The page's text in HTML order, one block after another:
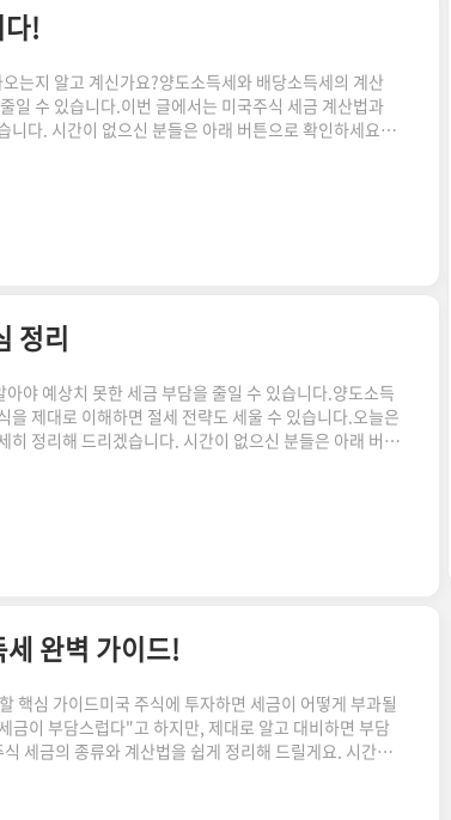
!
는지 알고 계신가요?양도소득세와 배당소득세의 계산
일 수 있습니다.이번 글에서는 미국주식 세금 계산법과
니다. 시간이 없으신 분들은 아래 버튼으로 확인하세요!
국 주식에서 발생하는 소득은 크게 양도소득세와 배당
발생하면 부과연간 250만 원까지 비과세!250만 원 초과
세 계산 공식(총 매도금액 - 총 매..
정리
야 예상치 못한 세금 부담을 줄일 수 있습니다.양도소득
을 제대로 이해하면 절세 전략도 세울 수 있습니다.오늘은
히 정리해 드리겠습니다. 시간이 없으신 분들은 아래 버튼
면 부과연간 250만 원까지 비과세!250만 원 초과분에 대
기간**1월 1일~12월 3..
완벽 가이드!
핵심 가이드미국 주식에 투자하면 세금이 어떻게 부과될
금이 부담스럽다"고 하지만, 제대로 알고 대비하면 부담
세금의 종류와 계산법을 쉽게 정리해 드릴게요. 시간